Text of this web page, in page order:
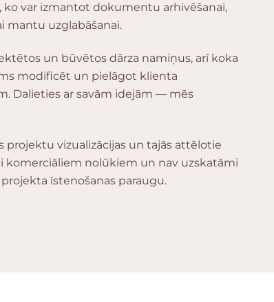
ko var izmantot dokumentu arhivēšanai,
mantu uzglabāšanai.
un būvētos dārza namiņus, arī koka
modificēt un pielāgot klienta
Dalieties ar savām idejām — mēs
projektu vizualizācijas un tajās attēlotie
komerciāliem nolūkiem un nav uzskatāmi
īstenošanas paraugu.